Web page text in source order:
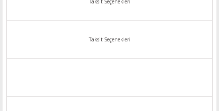
Taksit Seçenekleri
Taksit Seçenekleri